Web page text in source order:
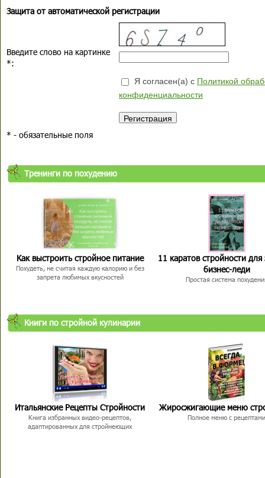
Защита от автоматической регистрации
Введите слово на картинке
*:
Я согласен(а) с Политикой
конфиденциальности
* - обязательные поля
Тренинги по похудению
Как выстроить стройное питание
Похудеть, не считая каждую калорию и без
запрета любимых вкусностей
11 каратов стройности для
бизнес-леди
Простая система
Книги по стройной кулинарии
Итальянские Рецепты Стройности
Книга избранных видео-рецептов,
адаптированных для стройнеющих
Жиросжигающие меню
Полное меню с рецептами